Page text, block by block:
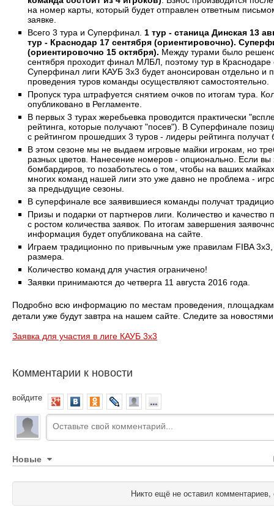
на номер карты, который будет отправлен ответным
заявке.
Всего 3 тура и Суперфинал. 1 тур - станица Динская 13
тур - Краснодар 17 сентября (ориентировочно).
(ориентировочно 15 октября). Между турами было
сентября проходит финал МЛБЛ, поэтому тур в
Суперфинал лиги КАУБ 3х3 будет анонсирован отдельно и
проведения туров команды осуществляют самостоятельно.
Пропуск тура штрафуется снятием очков по итогам тура.
опубликовано в Регламенте.
В первых 3 турах жеребьевка проводится практически
рейтинга, которые получают "посев"). В Суперфинале
с рейтингом прошедших 3 туров - лидеры рейтинга
В этом сезоне мы не выдаем игровые майки игрокам, но
разных цветов. Нанесение номеров - опционально. Если вы
бомбардиров, то позаботьтесь о том, чтобы на ваших
многих команд нашей лиги это уже давно не проблема -
за предыдущие сезоны.
В суперфинале все заявившиеся команды получат
Призы и подарки от партнеров лиги. Количество и
с ростом количества заявок. По итогам завершения
информация будет опубликована на сайте.
Играем традиционно по привычным уже правилам FIBA
размера.
Количество команд для участия ограничено!
Заявки принимаются до четверга 11 августа 2016 года.
Подробно всю информацию по местам проведения,
детали уже будут завтра на нашем сайте. Следите за
Заявка для участия в лиге КАУБ 3х3
Комментарии к новости
войдите
Новые
Никто ещё не оставил комментариев,